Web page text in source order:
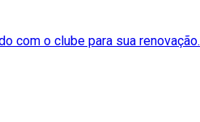
com o clube para sua renovação.